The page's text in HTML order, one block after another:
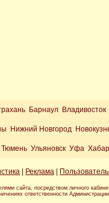
Барнаул
Нижний Новгород
Ульяновск Уфа
Реклама
сайта, посредством личного
ответственности